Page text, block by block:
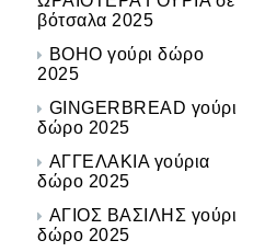
βότσαλα 2025
BOHO γούρι δώρο
2025
GINGERBREAD γούρι
δώρο 2025
ΑΓΓΕΛΑΚΙΑ γούρια
δώρο 2025
ΑΓΙΟΣ ΒΑΣΙΛΗΣ γούρι
δώρο 2025